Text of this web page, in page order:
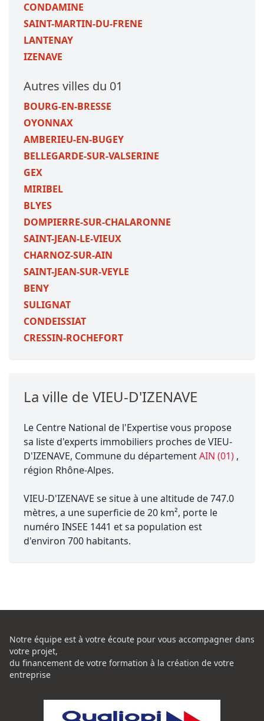
CONDAMINE
SAINT-MARTIN-DU-FRENE
LANTENAY
IZENAVE
Autres villes du 01
BOURG-EN-BRESSE
OYONNAX
AMBERIEU-EN-BUGEY
BELLEGARDE-SUR-VALSERINE
GEX
MIRIBEL
BLYES
DOMPIERRE-SUR-CHALARONNE
SAINT-JEAN-LE-VIEUX
CHARNOZ-SUR-AIN
SAINT-JEAN-SUR-VEYLE
BENY
SULIGNAT
CONDEISSIAT
CRESSIN-ROCHEFORT
La ville de VIEU-D'IZENAVE
Le Centre National de l'Expertise vous propose
sa liste d'experts immobiliers proches de VIEU-
D'IZENAVE, Commune du départementAIN (01) ,
région Rhône-Alpes.
VIEU-D'IZENAVE se situe à une altitude de 747.0
mètres, a une superficie de 20 km², porte le
numéro INSEE 1441 et sa population est
d'environ 700 habitants.
Notre équipe est à votre écoute pour vous accompagner dans
votre projet,
du financement de votre formation à la création de votre
entreprise